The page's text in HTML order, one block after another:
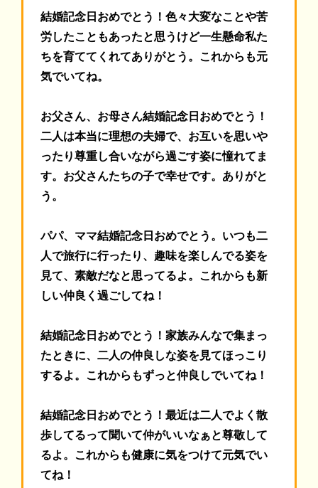
結婚記念日おめでとう！色々大変なことや苦
労したこともあったと思うけど一生懸命私た
ちを育ててくれてありがとう。これからも元
気でいてね。
お父さん、お母さん結婚記念日おめでとう！
二人は本当に理想の夫婦で、お互いを思いや
ったり尊重し合いながら過ごす姿に憧れてま
す。お父さんたちの子で幸せです。ありがと
う。
パパ、ママ結婚記念日おめでとう。 いつも二
人で旅行に行ったり、趣味を楽しんでる姿を
見て、素敵だなと思ってるよ。これからも新
しい仲良く過ごしてね！
結婚記念日おめでとう！家族みんなで集まっ
たときに、二人の仲良しな姿を見てほっこり
するよ。これからもずっと仲良しでいてね！
結婚記念日おめでとう！最近は二人でよく散
歩してるって聞いて仲がいいなぁと尊敬して
るよ。これからも健康に気をつけて元気でい
てね！